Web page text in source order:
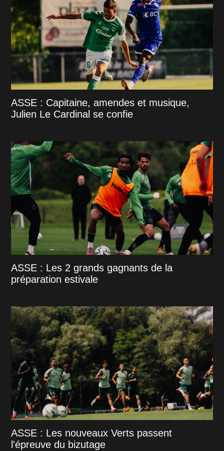
ASSE : Capitaine, amendes et musique,
Julien Le Cardinal se confie
ASSE : Les 2 grands gagnants de la
préparation estivale
ASSE : Les nouveaux Verts passent
l'épreuve du bizutage